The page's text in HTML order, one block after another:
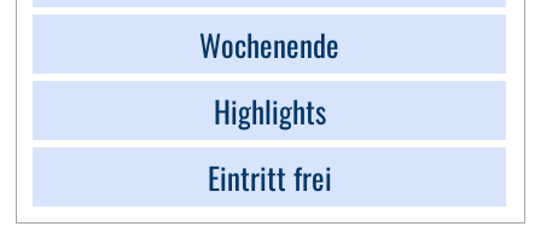
Wochenende
Highlights
Eintritt frei